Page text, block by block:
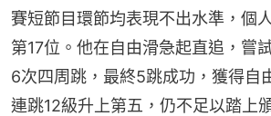
賽短節目環節均表現不出水準，個
第17位。他在自由滑急起直追，嘗
6次四周跳，最終5跳成功，獲得自
連跳12級升上第五，仍不足以踏上